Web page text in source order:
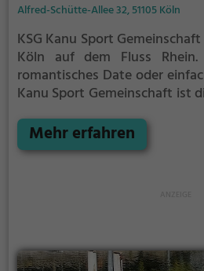
Alfred-Schütte-Allee 32, 51105 Köln
KSG Kanu Sport
Köln auf dem Fluss Rhein.
romantisches Date oder
Kanu Sport Gemeinschaft ist
Sportbegeisterte und echte
Kosten.
Mehr erfahren